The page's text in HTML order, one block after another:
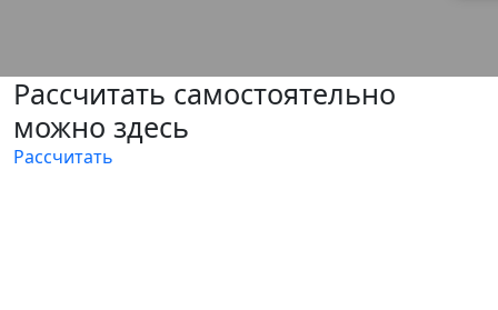
Рассчитать самостоятельно
можно здесь
Рассчитать